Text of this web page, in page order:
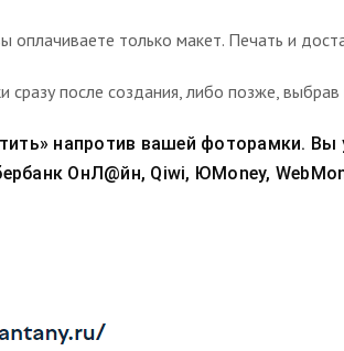
только макет. Печать и
после создания, либо позже,
напротив вашей фоторамки.
ОнЛ@йн, Qiwi, ЮMoney,